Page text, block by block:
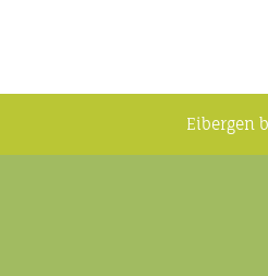
Eibergen